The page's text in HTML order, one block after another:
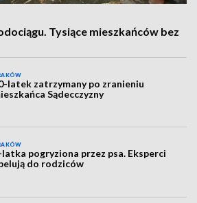
Tysiące mieszkańców bez
latek zatrzymany po zranieniu
Sądecczyzny
pogryziona przez psa. Eksperci
do rodziców